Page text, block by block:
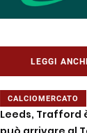
LEGGI
CALCIOMERCATO
Leeds, Trafford